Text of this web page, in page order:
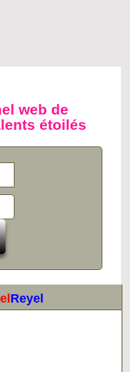
web de
étoilés
elReyel